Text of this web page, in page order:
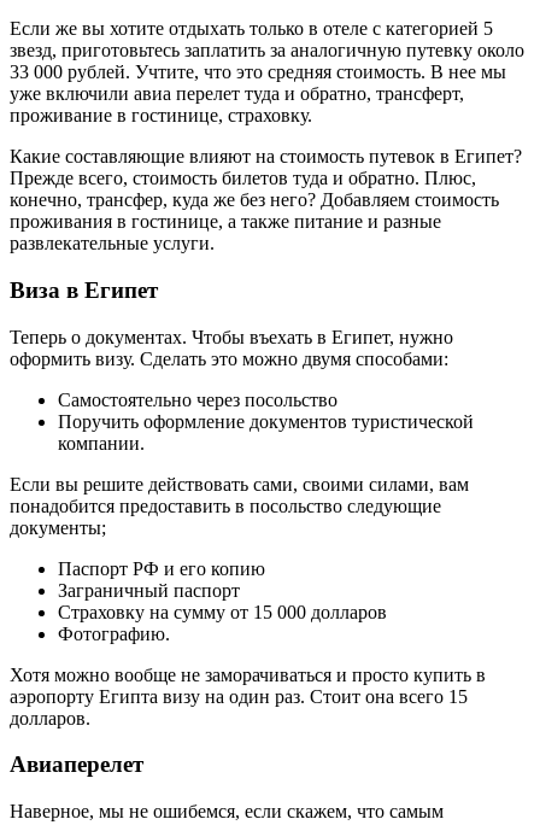
Если же вы хотите отдыхать только в отеле с категорией 5
звезд, приготовьтесь заплатить за аналогичную путевку около
33 000 рублей. Учтите, что это средняя стоимость. В нее мы
уже включили авиа перелет туда и обратно, трансферт,
проживание в гостинице, страховку.
Какие составляющие влияют на стоимость путевок в Египет?
Прежде всего, стоимость билетов туда и обратно. Плюс,
конечно, трансфер, куда же без него? Добавляем стоимость
проживания в гостинице, а также питание и разные
развлекательные услуги.
Виза в Египет
Теперь о документах. Чтобы въехать в Египет, нужно
оформить визу. Сделать это можно двумя способами:
Самостоятельно через посольство
Поручить оформление документов туристической
компании.
Если вы решите действовать сами, своими силами, вам
понадобится предоставить в посольство следующие
документы;
Паспорт РФ и его копию
Заграничный паспорт
Страховку на сумму от 15 000 долларов
Фотографию.
Хотя можно вообще не заморачиваться и просто купить в
аэропорту Египта визу на один раз. Стоит она всего 15
долларов.
Авиаперелет
Наверное, мы не ошибемся, если скажем, что самым